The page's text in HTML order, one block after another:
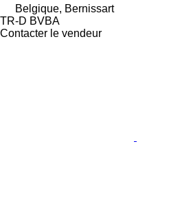
Belgique, Bernissart
TR-D BVBA
Contacter le vendeur